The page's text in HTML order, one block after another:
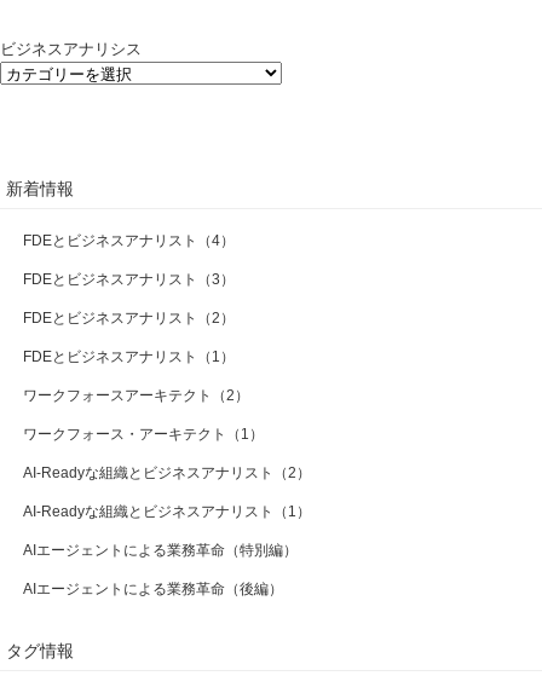
ビジネスアナリシス
新着情報
FDEとビジネスアナリスト（4）
FDEとビジネスアナリスト（3）
FDEとビジネスアナリスト（2）
FDEとビジネスアナリスト（1）
ワークフォースアーキテクト（2）
ワークフォース・アーキテクト（1）
AI-Readyな組織とビジネスアナリスト（2）
AI-Readyな組織とビジネスアナリスト（1）
AIエージェントによる業務革命（特別編）
AIエージェントによる業務革命（後編）
タグ情報